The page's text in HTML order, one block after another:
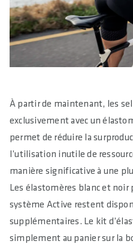
À partir de maintenant, les
exclusivement avec un
permet de réduire la
l’utilisation inutile de
manière significative à une
Les élastomères blanc et
système Active restent
supplémentaires. Le kit
simplement au panier sur la